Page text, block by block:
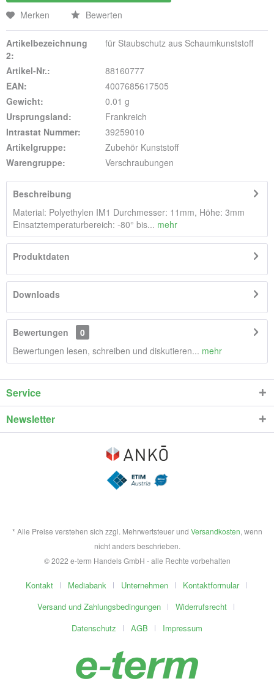
Merken Bewerten
Artikelbezeichnung
2:
für Staubschutz aus Schaumkunststoff
Artikel-Nr.:
88160777
EAN:
4007685617505
Gewicht:
0.01 g
Ursprungsland:
Frankreich
Intrastat Nummer:
39259010
Artikelgruppe:
Zubehör Kunststoff
Warengruppe:
Verschraubungen
Beschreibung
Material: Polyethylen IM1 Durchmesser: 11mm, Höhe: 3mm
Einsatztemperaturbereich: -80° bis... mehr
Produktdaten
Downloads
Bewertungen
0
Bewertungen lesen, schreiben und diskutieren... mehr
Service
Newsletter
* Alle Preise verstehen sich zzgl. Mehrwertsteuer und Versandkosten, wenn
nicht anders beschrieben.
© 2022 e-term Handels GmbH - alle Rechte vorbehalten
Kontakt Mediabank Unternehmen
Kontaktformular
Versand und Zahlungsbedingungen
Widerrufsrecht
Datenschutz
AGB Impressum